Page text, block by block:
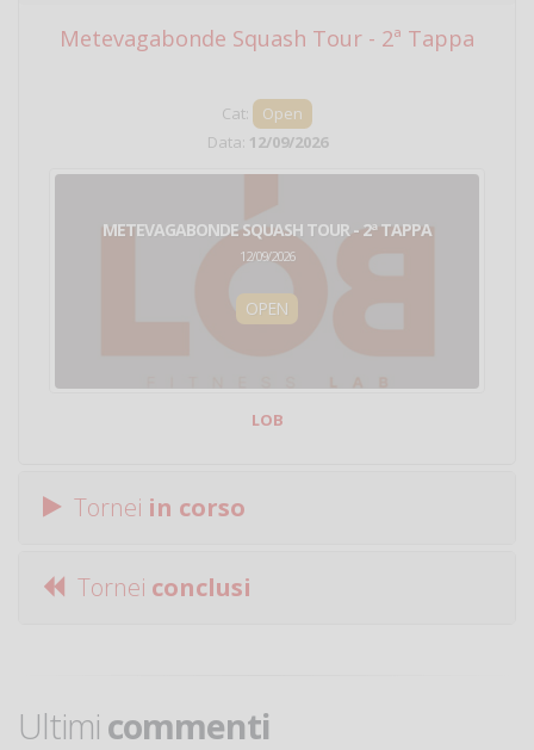
Metevagabonde Squash Tour - 2ª Tappa
Cat:
Open
Data: 12/09/2026
METEVAGABONDE SQUASH TOUR - 2ª TAPPA
12/09/2026
OPEN
LOB
Tornei in corso
Tornei conclusi
Ultimi commenti